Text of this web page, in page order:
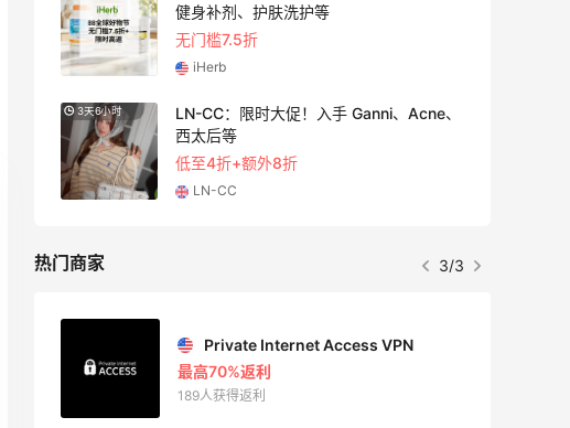
健身补剂、护肤洗护等
无门槛7.5折
iHerb
3天6小时
LN-CC：限时大促！入手 Ganni、Acne、
西太后等
低至4折+额外8折
LN-CC
热门商家 3/3
Private Internet Access VPN
最高70%返利
189人获得返利